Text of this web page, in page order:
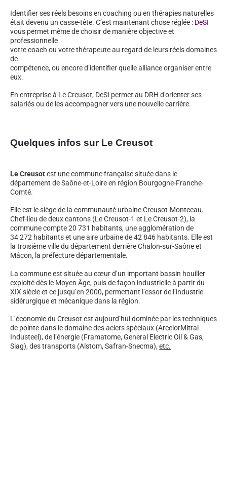
Identifier ses réels besoins en coaching ou en thérapies naturelles
était devenu un casse-tête. C’est maintenant chose réglée : DeSI
vous permet même de choisir de manière objective et
professionnelle
votre coach ou votre thérapeute au regard de leurs réels domaines
de
compétence, ou encore d’identifier quelle alliance organiser entre
eux.
En entreprise à Le Creusot, DeSI permet au DRH d’orienter ses
salariés ou de les accompagner vers une nouvelle carrière.
Quelques infos sur Le Creusot
Le Creusotest une commune française située dans le
département de Saône-et-Loire en région Bourgogne-Franche-
Comté.
Elle est le siège de la communauté urbaine Creusot-Montceau.
Chef-lieu de deux cantons (Le Creusot-1 et Le Creusot-2), la
commune compte 20 731 habitants, une agglomération de
34 272 habitants et une aire urbaine de 42 846 habitants. Elle est
la troisième ville du département derrière Chalon-sur-Saône et
Mâcon, la préfecture départementale.
La commune est située au cœur d’un important bassin houiller
exploité dès le Moyen Âge, puis de façon industrielle à partir du
XIX siècle et ce jusqu’en 2000, permettant l’essor de l’industrie
sidérurgique et mécanique dans la région.
L’économie du Creusot est aujourd’hui dominée par les techniques
de pointe dans le domaine des aciers spéciaux (ArcelorMittal
Industeel), de l’énergie (Framatome, General Electric Oil & Gas,
Siag), des transports (Alstom, Safran-Snecma), etc.